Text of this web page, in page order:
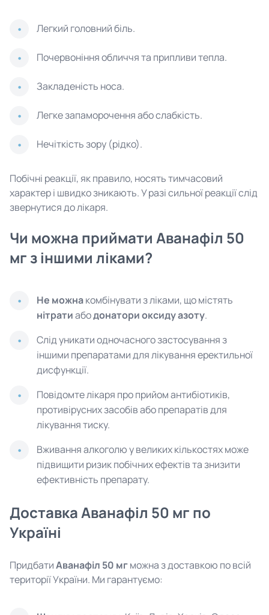
Легкий головний біль.
Почервоніння обличчя та припливи тепла.
Закладеність носа.
Легке запаморочення або слабкість.
Нечіткість зору (рідко).
Побічні реакції, як правило, носять тимчасовий
характер і швидко зникають. У разі сильної реакції слід
звернутися до лікаря.
Чи можна приймати Аванафіл 50
мг з іншими ліками?
Не можнакомбінувати з ліками, що містять
нітратиабодонатори оксиду азоту.
Слід уникати одночасного застосування з
іншими препаратами для лікування еректильної
дисфункції.
Повідомте лікаря про прийом антибіотиків,
противірусних засобів або препаратів для
лікування тиску.
Вживання алкоголю у великих кількостях може
підвищити ризик побічних ефектів та знизити
ефективність препарату.
Доставка Аванафіл 50 мг по
Україні
ПридбатиАванафіл 50 мгможна з доставкою по всій
території України. Ми гарантуємо: